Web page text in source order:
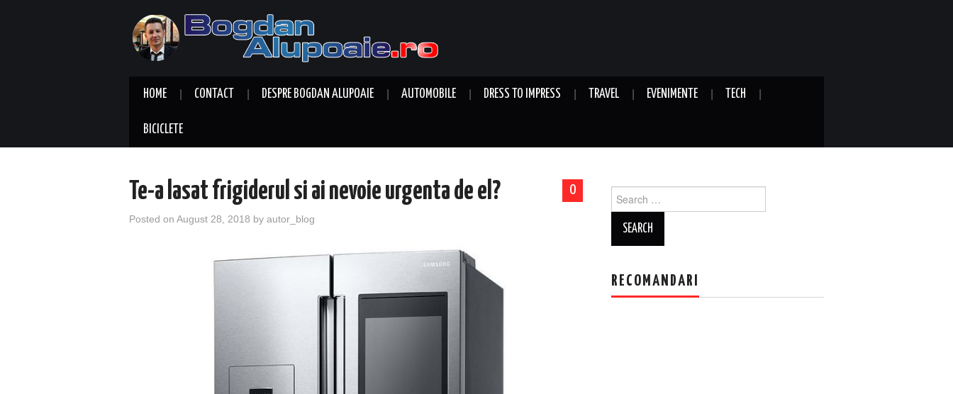
HOME CONTACT DESPRE BOGDAN ALUPOAIE AUTOMOBILE DRESS TO IMPRESS TRAVEL EVENIMENTE TECH
BICICLETE
0
Te-a lasat frigiderul si ai nevoie urgenta de el?
Posted on August 28, 2018 by autor_blog
for:
RECOMANDARI